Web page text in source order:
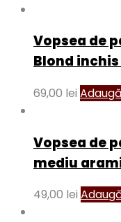
Vopsea de
Blond
69,00 lei
Vopsea de
mediu
49,00 lei